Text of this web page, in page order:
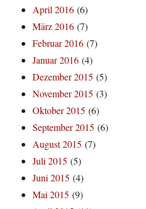
April 2016 (6)
März 2016 (7)
Februar 2016 (7)
Januar 2016 (4)
Dezember 2015 (5)
November 2015 (3)
Oktober 2015 (6)
September 2015 (6)
August 2015 (7)
Juli 2015 (5)
Juni 2015 (4)
Mai 2015 (9)